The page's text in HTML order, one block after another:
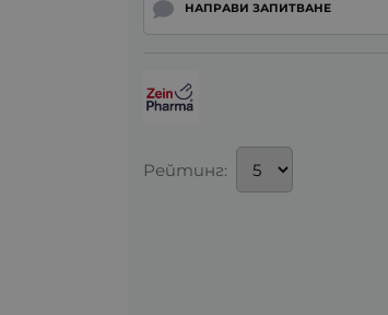
НАПРАВИ ЗАПИТВАНЕ
Рейтинг: